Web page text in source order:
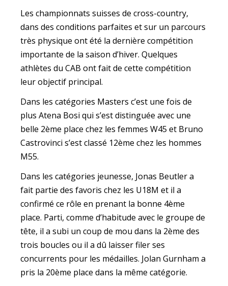
Les championnats suisses de cross-country,
dans des conditions parfaites et sur un parcours
très physique ont été la dernière compétition
importante de la saison d’hiver. Quelques
athlètes du CAB ont fait de cette compétition
leur objectif principal.
Dans les catégories Masters c’est une fois de
plus Atena Bosi qui s’est distinguée avec une
belle 2ème place chez les femmes W45 et Bruno
Castrovinci s’est classé 12ème chez les hommes
M55.
Dans les catégories jeunesse, Jonas Beutler a
fait partie des favoris chez les U18M et il a
confirmé ce rôle en prenant la bonne 4ème
place. Parti, comme d’habitude avec le groupe de
tête, il a subi un coup de mou dans la 2ème des
trois boucles ou il a dû laisser filer ses
concurrents pour les médailles. Jolan Gurnham a
pris la 20ème place dans la même catégorie.